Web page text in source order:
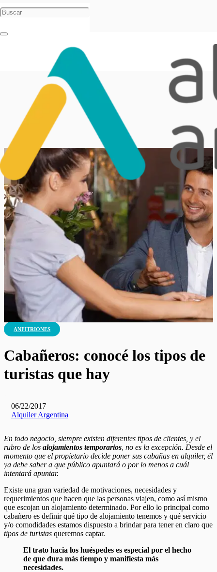
Inicio
Anfitriones
ANFITRIONES
Cabañeros: conocé los tipos de
turistas que hay
06/22/2017
Alquiler Argentina
En todo negocio, siempre existen diferentes tipos de clientes, y el
rubro de los alojamientos temporarios , no es la excepción. Desde el
momento que el propietario decide poner sus cabañas en alquiler, él
ya debe saber a que público apuntará o por lo menos a cuál
intentará apuntar.
Existe una gran variedad de motivaciones, necesidades y
requerimientos que hacen que las personas viajen, como así mismo
que escojan un alojamiento determinado. Por ello lo principal como
cabañero es definir qué tipo de alojamiento tenemos y qué servicio
y/o comodidades estamos dispuesto a brindar para tener en claro que
tipos de turistas queremos captar.
El trato hacia los huéspedes es especial por el hecho
de que dura más tiempo y manifiesta más
necesidades.